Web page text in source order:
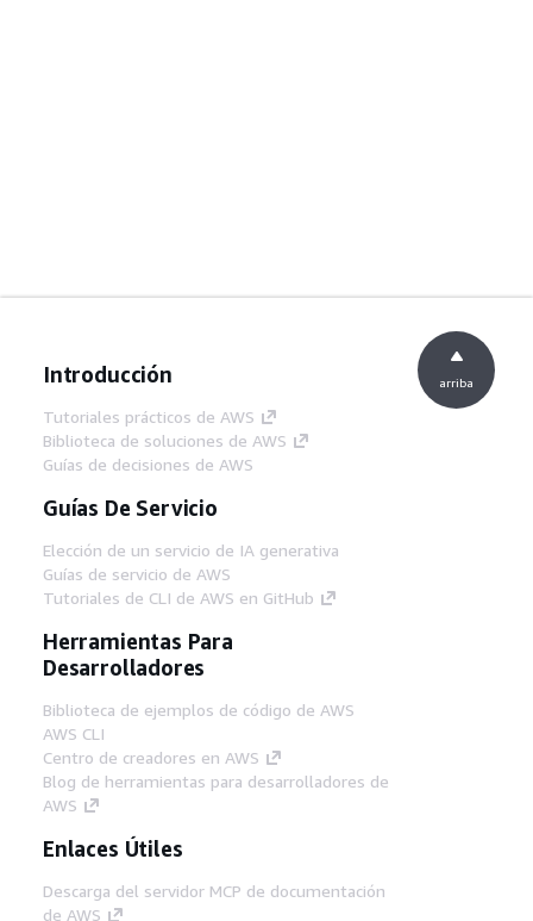
Introducción
Tutoriales prácticos de AWS
Biblioteca de soluciones de AWS
Guías de decisiones de AWS
Guías De Servicio
Elección de un servicio de IA generativa
Guías de servicio de AWS
Tutoriales de CLI de AWS en GitHub
Herramientas Para
Desarrolladores
Biblioteca de ejemplos de código de AWS
AWS CLI
Centro de creadores en AWS
Blog de herramientas para desarrolladores de
AWS
Enlaces Útiles
Descarga del servidor MCP de documentación
de AWS
arriba